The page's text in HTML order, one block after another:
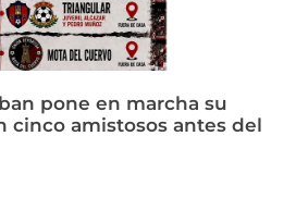
pone en marcha su
cinco amistosos antes del